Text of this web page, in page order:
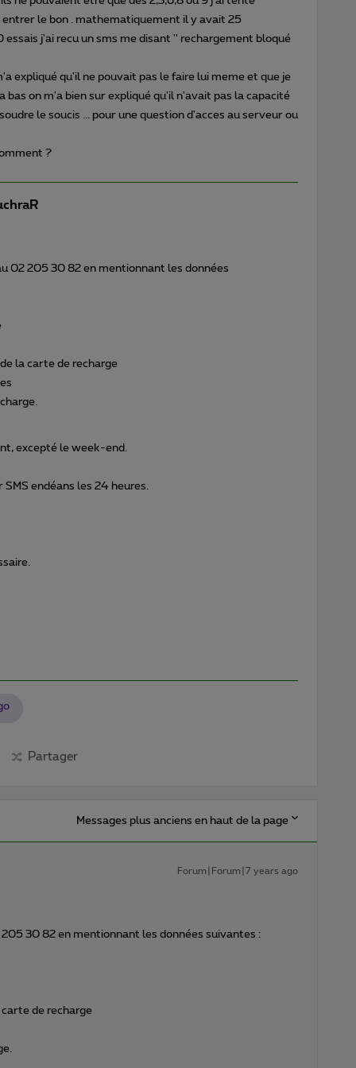
le bon . mathematiquement il y avait 25
j'ai recu un sms me disant '' rechargement bloqué
expliqué qu'il ne pouvait pas le faire lui meme et que je
bas on m'a bien sur expliqué qu'il n'avait pas la capacité
le soucis ... pour une question d'acces au serveur ou
?
02 205 30 82 en mentionnant les données
la carte de recharge
excepté le week-end.
endéans les 24 heures.
Partager
Messages plus anciens en haut de la page
Forum|Forum|7 years ago
30 82 en mentionnant les données suivantes :
de recharge